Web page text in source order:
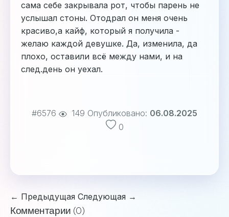
сама себе закрывала рот, чтобы парень не
услышал стоны. Отодрал он меня очень
красиво,а кайф, который я получила -
желаю каждой девушке. Да, изменила, да
плохо, оставили всё между нами, и на
след.день он уехал.
#6576 149 Опубликовано: 06.08.2025
0
← Предыдущая Следующая →
Комментарии (0)